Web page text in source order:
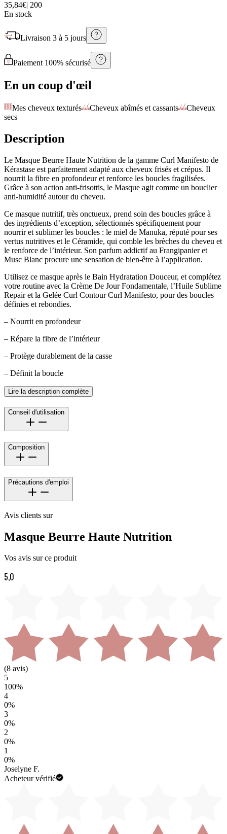
35,84€| 200
En stock
Livraison 3 à 5 jours
Paiement 100% sécurisé
En un coup d'œil
Mes cheveux texturés Cheveux abîmés et cassants
Cheveux
secs
Description
Le Masque Beurre Haute Nutrition de la gamme Curl Manifesto de
Kérastase est parfaitement adapté aux cheveux frisés et crépus. Il
nourrit la fibre en profondeur et renforce les boucles fragilisées.
Grâce à son action anti-frisottis, le Masque agit comme un bouclier
anti-humidité autour du cheveu.
Ce masque nutritif, très onctueux, prend soin des boucles grâce à
des ingrédients d’exception, sélectionnés spécifiquement pour
nourrir et sublimer les boucles : le miel de Manuka, réputé pour ses
vertus nutritives et le Céramide, qui comble les brèches du cheveu et
le renforce de l’intérieur. Son parfum addictif au Frangipanier et
Musc Blanc procure une sensation de bien-être à l’application.
Utilisez ce masque après le Bain Hydratation Douceur, et complétez
votre routine avec la Crème De Jour Fondamentale, l’Huile Sublime
Repair et la Gelée Curl Contour Curl Manifesto, pour des boucles
définies et rebondies.
– Nourrit en profondeur
– Répare la fibre de l’intérieur
– Protège durablement de la casse
– Définit la boucle
Lire la description complète
Conseil d'utilisation
Composition
Précautions d'emploi
Avis clients sur
Masque Beurre Haute Nutrition
Vos avis sur ce produit
5,0
(8 avis)
5
100%
4
0%
3
0%
2
0%
1
0%
Joselyne F.
Acheteur vérifié